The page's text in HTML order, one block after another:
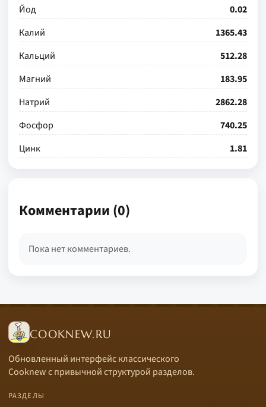
Йод
0.02
Калий
1365.43
Кальций
512.28
Магний
183.95
Натрий
2862.28
Фосфор
740.25
Цинк
1.81
Комментарии (0)
Пока нет комментариев.
COOKNEW.RU
Обновленный интерфейс классического
Cooknew с привычной структурой разделов.
РАЗДЕЛЫ